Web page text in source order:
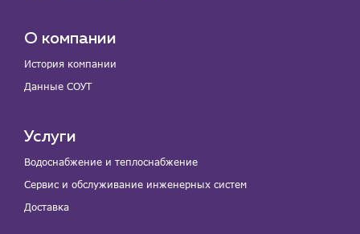
О компании
История компании
Данные СОУТ
Услуги
Водоснабжение и теплоснабжение
Сервис и обслуживание инженерных систем
Доставка